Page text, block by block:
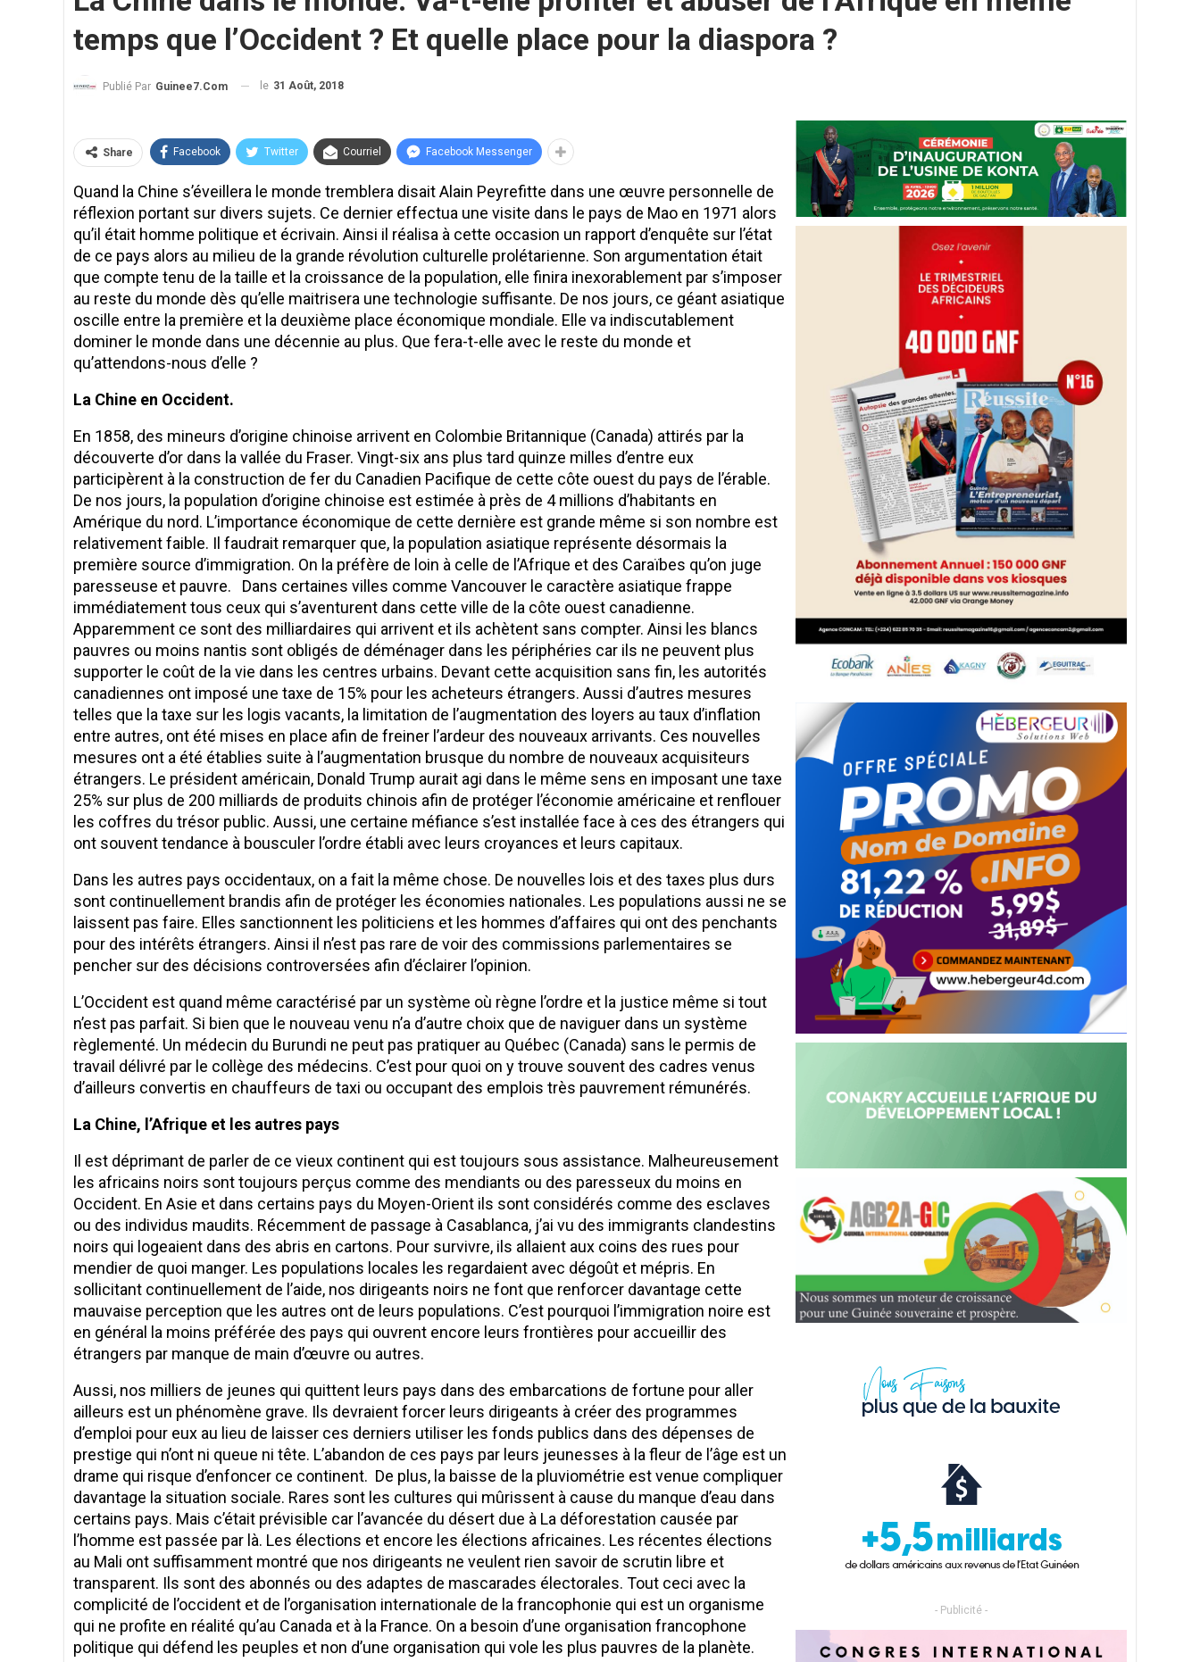
temps que l’Occident ? Et quelle place pour la diaspora ?
Publié Par Guinee7.com le 31 Août, 2018
Share Facebook Twitter Courriel Facebook Messenger
Quand la Chine s’éveillera le monde tremblera disait Alain Peyrefitte dans une œuvre personnelle de
réflexion portant sur divers sujets. Ce dernier effectua une visite dans le pays de Mao en 1971 alors
qu’il était homme politique et écrivain. Ainsi il réalisa à cette occasion un rapport d’enquête sur l’état
de ce pays alors au milieu de la grande révolution culturelle prolétarienne. Son argumentation était
que compte tenu de la taille et la croissance de la population, elle finira inexorablement par s’imposer
au reste du monde dès qu’elle maitrisera une technologie suffisante. De nos jours, ce géant asiatique
oscille entre la première et la deuxième place économique mondiale. Elle va indiscutablement
dominer le monde dans une décennie au plus. Que fera-t-elle avec le reste du monde et
qu’attendons-nous d’elle ?
La Chine en Occident.
En 1858, des mineurs d’origine chinoise arrivent en Colombie Britannique (Canada) attirés par la
découverte d’or dans la vallée du Fraser. Vingt-six ans plus tard quinze milles d’entre eux
participèrent à la construction de fer du Canadien Pacifique de cette côte ouest du pays de l’érable.
De nos jours, la population d’origine chinoise est estimée à près de 4 millions d’habitants en
Amérique du nord. L’importance économique de cette dernière est grande même si son nombre est
relativement faible. Il faudrait remarquer que, la population asiatique représente désormais la
première source d’immigration. On la préfère de loin à celle de l’Afrique et des Caraïbes qu’on juge
paresseuse et pauvre. Dans certaines villes comme Vancouver le caractère asiatique frappe
immédiatement tous ceux qui s’aventurent dans cette ville de la côte ouest canadienne.
Apparemment ce sont des milliardaires qui arrivent et ils achètent sans compter. Ainsi les blancs
pauvres ou moins nantis sont obligés de déménager dans les périphéries car ils ne peuvent plus
supporter le coût de la vie dans les centres urbains. Devant cette acquisition sans fin, les autorités
canadiennes ont imposé une taxe de 15% pour les acheteurs étrangers. Aussi d’autres mesures
telles que la taxe sur les logis vacants, la limitation de l’augmentation des loyers au taux d’inflation
entre autres, ont été mises en place afin de freiner l’ardeur des nouveaux arrivants. Ces nouvelles
mesures ont a été établies suite à l’augmentation brusque du nombre de nouveaux acquisiteurs
étrangers. Le président américain, Donald Trump aurait agi dans le même sens en imposant une taxe
25% sur plus de 200 milliards de produits chinois afin de protéger l’économie américaine et renflouer
les coffres du trésor public. Aussi, une certaine méfiance s’est installée face à ces des étrangers qui
ont souvent tendance à bousculer l’ordre établi avec leurs croyances et leurs capitaux.
Dans les autres pays occidentaux, on a fait la même chose. De nouvelles lois et des taxes plus durs
sont continuellement brandis afin de protéger les économies nationales. Les populations aussi ne se
laissent pas faire. Elles sanctionnent les politiciens et les hommes d’affaires qui ont des penchants
pour des intérêts étrangers. Ainsi il n’est pas rare de voir des commissions parlementaires se
pencher sur des décisions controversées afin d’éclairer l’opinion.
L’Occident est quand même caractérisé par un système où règne l’ordre et la justice même si tout
n’est pas parfait. Si bien que le nouveau venu n’a d’autre choix que de naviguer dans un système
règlementé. Un médecin du Burundi ne peut pas pratiquer au Québec (Canada) sans le permis de
travail délivré par le collège des médecins. C’est pour quoi on y trouve souvent des cadres venus
d’ailleurs convertis en chauffeurs de taxi ou occupant des emplois très pauvrement rémunérés.
La Chine, l’Afrique et les autres pays
Il est déprimant de parler de ce vieux continent qui est toujours sous assistance. Malheureusement
les africains noirs sont toujours perçus comme des mendiants ou des paresseux du moins en
Occident. En Asie et dans certains pays du Moyen-Orient ils sont considérés comme des esclaves
ou des individus maudits. Récemment de passage à Casablanca, j’ai vu des immigrants clandestins
noirs qui logeaient dans des abris en cartons. Pour survivre, ils allaient aux coins des rues pour
mendier de quoi manger. Les populations locales les regardaient avec dégoût et mépris. En
sollicitant continuellement de l’aide, nos dirigeants noirs ne font que renforcer davantage cette
mauvaise perception que les autres ont de leurs populations. C’est pourquoi l’immigration noire est
en général la moins préférée des pays qui ouvrent encore leurs frontières pour accueillir des
étrangers par manque de main d’œuvre ou autres.
Aussi, nos milliers de jeunes qui quittent leurs pays dans des embarcations de fortune pour aller
ailleurs est un phénomène grave. Ils devraient forcer leurs dirigeants à créer des programmes
d’emploi pour eux au lieu de laisser ces derniers utiliser les fonds publics dans des dépenses de
prestige qui n’ont ni queue ni tête. L’abandon de ces pays par leurs jeunesses à la fleur de l’âge est un
drame qui risque d’enfoncer ce continent. De plus, la baisse de la pluviométrie est venue compliquer
davantage la situation sociale. Rares sont les cultures qui mûrissent à cause du manque d’eau dans
certains pays. Mais c’était prévisible car l’avancée du désert due à La déforestation causée par
l’homme est passée par là. Les élections et encore les élections africaines. Les récentes élections
au Mali ont suffisamment montré que nos dirigeants ne veulent rien savoir de scrutin libre et
transparent. Ils sont des abonnés ou des adaptes de mascarades électorales. Tout ceci avec la
complicité de l’occident et de l’organisation internationale de la francophonie qui est un organisme
qui ne profite en réalité qu’au Canada et à la France. On a besoin d’une organisation francophone
politique qui défend les peuples et non d’une organisation qui vole les plus pauvres de la planète.
- Publicité -